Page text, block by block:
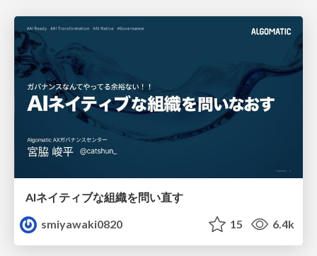
AIネイティブな組織を問い直す
smiyawaki0820
15 6.4k